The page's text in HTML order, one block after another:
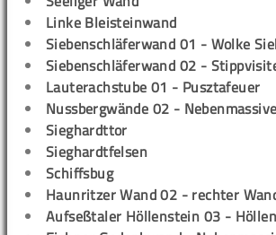
Linke Bleisteinwand
Siebenschläferwand 01 - Wolke
Siebenschläferwand 02 -
Lauterachstube 01 - Pusztafeuer
Nussbergwände 02 - Nebenmassive
Sieghardttor
Sieghardtfelsen
Schiffsbug
Haunritzer Wand 02 - rechter
Aufseßtaler Höllenstein 03 -